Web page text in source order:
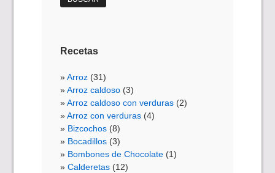
Recetas
Arroz (31)
Arroz caldoso (3)
Arroz caldoso con verduras (2)
Arroz con verduras (4)
Bizcochos (8)
Bocadillos (3)
Bombones de Chocolate (1)
Calderetas (12)